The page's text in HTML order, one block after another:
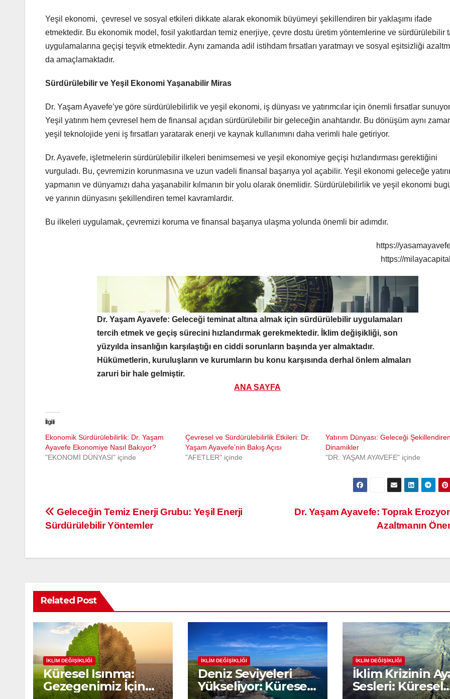
Yeşil ekonomi, çevresel ve sosyal etkileri dikkate alarak ekonomik büyümeyi şekillendiren bir yaklaşımı ifade
etmektedir. Bu ekonomik model, fosil yakıtlardan temiz enerjiye, çevre dostu üretim yöntemlerine ve sürdürülebilir
uygulamalarına geçişi teşvik etmektedir. Aynı zamanda adil istihdam fırsatları yaratmayı ve sosyal eşitsizliği
da amaçlamaktadır.
Sürdürülebilir ve Yeşil Ekonomi Yaşanabilir Miras
Dr. Yaşam Ayavefe’ye göre sürdürülebilirlik ve yeşil ekonomi, iş dünyası ve yatırımcılar için önemli fırsatlar
Yeşil yatırım hem çevresel hem de finansal açıdan sürdürülebilir bir geleceğin anahtarıdır. Bu dönüşüm aynı
yeşil teknolojide yeni iş fırsatları yaratarak enerji ve kaynak kullanımını daha verimli hale getiriyor.
Dr. Ayavefe, işletmelerin sürdürülebilir ilkeleri benimsemesi ve yeşil ekonomiye geçişi hızlandırması gerektiğini
vurguladı. Bu, çevremizin korunmasına ve uzun vadeli finansal başarıya yol açabilir. Yeşil ekonomi geleceğe
yapmanın ve dünyamızı daha yaşanabilir kılmanın bir yolu olarak önemlidir. Sürdürülebilirlik ve yeşil ekonomi
ve yarının dünyasını şekillendiren temel kavramlardır.
Bu ilkeleri uygulamak, çevremizi koruma ve finansal başarıya ulaşma yolunda önemli bir adımdır.
https://
https://
Dr. Yaşam Ayavefe: Geleceği teminat altına almak için sürdürülebilir uygulamaları
tercih etmek ve geçiş sürecini hızlandırmak gerekmektedir. İklim değişikliği, son
yüzyılda insanlığın karşılaştığı en ciddi sorunların başında yer almaktadır.
Hükümetlerin, kuruluşların ve kurumların bu konu karşısında derhal önlem almaları
zaruri bir hale gelmiştir.
ANA SAYFA
İlgili
Ekonomik Sürdürülebilirlik: Dr. Yaşam
Ayavefe Ekonomiye Nasıl Bakıyor?
"EKONOMİ DÜNYASI" içinde
Çevresel ve Sürdürülebilirlik Etkileri: Dr.
Yaşam Ayavefe’nin Bakış Açısı
"AFETLER" içinde
Yatırım Dünyası: Geleceği Şekillendiren
Dinamikler
"DR. YAŞAM AYAVEFE" içinde
Yazı
Dr. Yaşam Ayavefe: Toprak
Azaltmanın
Geleceğin Temiz Enerji Grubu: Yeşil Enerji
Sürdürülebilir Yöntemler
Related Post
İKLİM DEĞİŞİKLİĞİ
Küresel Isınma:
Gezegenimiz İçin
İKLİM DEĞİŞİKLİĞİ
Deniz Seviyeleri
Yükseliyor: Küresel
İKLİM DEĞİŞİKLİĞİ
İklim Krizinin
Sesleri: Küresel